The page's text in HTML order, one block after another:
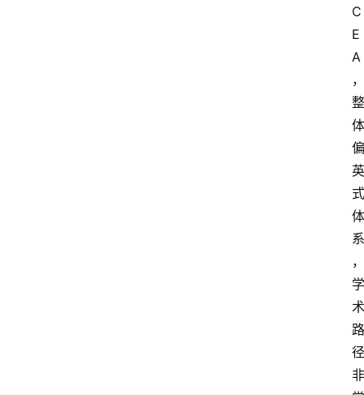
C
E
A
，
整
体
偏
英
式
体
系
，
学
术
路
径
非